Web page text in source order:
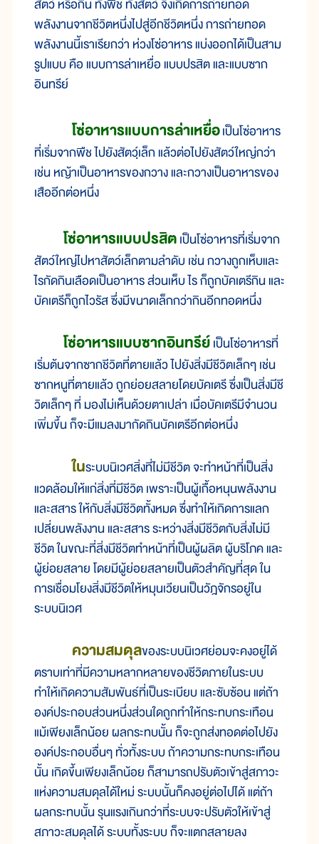
สัตว์ หรือกิน ทั้งพืช ทั้งสัตว์ จึงเกิดการถ่ายทอด
พลังงานจากชีวิตหนึ่งไปสู่อีกชีวิตหนึ่ง การถ่ายทอด
พลังงานนี้เราเรียกว่า ห่วงโซ่อาหาร แบ่งออกได้เป็นสาม
รูปแบบ คือ แบบการล่าเหยื่อ แบบปรสิต และแบบซาก
อินทรีย์
โซ่อาหารแบบการล่าเหยื่อเป็นโซ่อาหาร
ที่เริ่มจากพืช ไปยังสัตวฺ์เล็ก แล้วต่อไปยังสัตว์ใหญ่กว่า
เช่น หญ้าเป็นอาหารของกวาง และกวางเป็นอาหารของ
เสืออีกต่อหนึ่ง
โซ่อาหารแบบปรสิตเป็นโซ่อาหารที่เริ่มจาก
สัตว์ใหญ่ไปหาสัตว์เล็กตามลำดับ เช่น กวางถูกเห็บและ
ไรกัดกินเลือดเป็นอาหาร ส่วนเห็บ ไร ก็ถูกบัคเตรีกิน และ
บัคเตรีก็ถูกไวรัส ซึ่งมีขนาดเล็กกว่ากินอีกทอดหนึ่ง
โซ่อาหารแบบซากอินทรีย์เป็นโซ่อาหารที่
เริ่มต้นจากซากชีวิตที่ตายแล้ว ไปยังสิ่งมีชีวิตเล็กๆ เช่น
ซากหนูที่ตายแล้ว ถูกย่อยสลายโดยบัคเตรี ซึ่งเป็นสิ่งมีชี
วิตเล็กๆ ที่ มองไม่เห็นด้วยตาเปล่า เมื่อบัคเตรีมีจำนวน
เพิ่มขึ้น ก็จะมีแมลงมากัดกินบัคเตรีอีกต่อหนึ่ง
ในระบบนิเวศสิ่งที่ไม่มีชีวิต จะทำหน้าที่เป็นสิ่ง
แวดล้อมให้แก่สิ่งที่มีชีวิต เพราะเป็นผู้เกื้อหนุนพลังงาน
และสสาร ให้กับสิ่งมีชีวิตทั้งหมด ซึ่งทำให้เกิดการแลก
เปลี่ยนพลังงาน และสสาร ระหว่างสิ่งมีชีวิตกับสิ่งไม่มี
ชีวิต ในขณะที่สิ่งมีชีวิตทำหน้าที่เป็นผู้ผลิต ผู้บริโภค และ
ผู้ย่อยสลาย โดยมีผู้ย่อยสลายเป็นตัวสำคัญที่สุด ใน
การเชื่อมโยงสิ่งมีชีวิตให้หมุนเวียนเป็นวัฎจักรอยู่ใน
ระบบนิเวศ
ความสมดุลของระบบนิเวศย่อมจะคงอยู่ได้
ตราบเท่าที่มีความหลากหลายของชีวิตภายในระบบ
ทำให้เกิดความสัมพันธ์ที่เป็นระเบียบ และซับซ้อน แต่ถ้า
องค์ประกอบส่วนหนึ่งส่วนใดถูกทำให้กระทบกระเทือน
แม้เพียงเล็กน้อย ผลกระทบนั้น ก็จะถูกส่งทอดต่อไปยัง
องค์ประกอบอื่นๆ ทั่วทั้งระบบ ถ้าความกระทบกระเทือน
นั้น เกิดขึ้นเพียงเล็กน้อย ก็สามารถปรับตัวเข้าสู่สภาวะ
แห่งความสมดุลได้ใหม่ ระบบนั้นก็คงอยู่ต่อไปได้ แต่ถ้า
ผลกระทบนั้น รุนแรงเกินกว่าที่ระบบจะปรับตัวให้เข้าสู่
สภาวะสมดุลได้ ระบบทั้งระบบ ก็จะแตกสลายลง